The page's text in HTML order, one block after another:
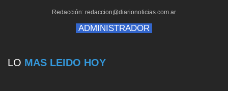
Redacción: redaccion@diarionoticias.com.ar
ADMINISTRADOR
LO MAS LEIDO HOY